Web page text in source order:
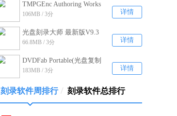
详情
TMPGEnc Authoring Works
刻录软件绿色版 V4
106MB / 3分
详情
光盘刻录大师 最新版V9.3
66.8MB / 3分
详情
DVDFab Portable(光盘复制
拷贝工具) 绿色免费版
183MB / 3分
刻录软件周排行 / 刻录软件总排行